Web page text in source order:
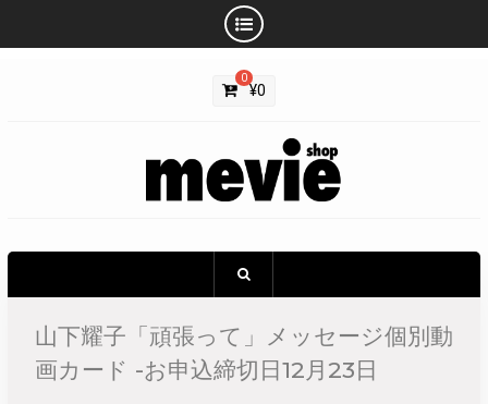
0
¥0
山下耀子「頑張って」メッセージ個別動
画カード -お申込締切日12月23日